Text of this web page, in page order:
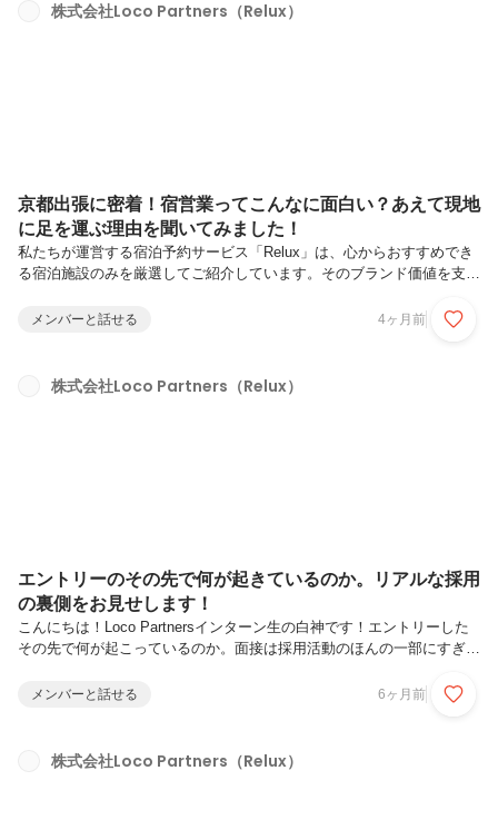
るのはどんなことですか？ー実際に、そうした想いや姿勢を持って入社
された中途メンバーはこれまでLocoにどんな変化をもたらしてきたの
株式会社Loco Partners（Relux）
京都出張に密着！宿営業ってこんなに面白い？あえて現地
に足を運ぶ理由を聞いてみました！
私たちが運営する宿泊予約サービス「Relux」は、心からおすすめでき
る宿泊施設のみを厳選してご紹介しています。そのブランド価値を支え
です。効率化が進む今、あえて出張に行く理由とは？今回は営業部の天
ールについて教えてください！―1日5件の訪問！ハードに見えます
が、ぶっちゃけ出張って大変ですか？―オンラインではなく、あえて
メンバーと話せる 4ヶ月前
株式会社Loco Partners（Relux）
エントリーのその先で何が起きているのか。リアルな採用
の裏側をお見せします！
こんにちは！Loco Partnersインターン生の白神です！エントリーした
その先で何が起こっているのか。面接は採用活動のほんの一部にすぎま
設計、面接準備・・・と想像以上の活動が展開されます。今回は、普段
覗いてみてください。※あくまでもLoco Partners採用チームの活動で
す。すべての企業が同様とは限りません。採用チームってどんなチー
メンバーと話せる 6ヶ月前
株式会社Loco Partners（Relux）